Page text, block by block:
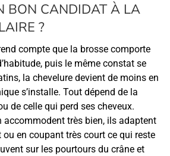
BON CANDIDAT À LA
?
compte que la brosse comporte
puis le même constat se
la chevelure devient de moins en
s’installe. Tout dépend de la
de celle qui perd ses cheveux.
accommodent très bien, ils adaptent
ou en coupant très court ce qui reste
sur les pourtours du crâne et